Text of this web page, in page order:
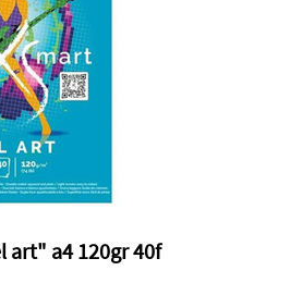
art" a4 120gr 40f